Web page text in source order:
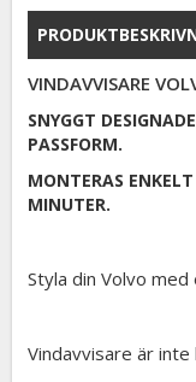
VINDAVVISARE
SNYGGT
PASSFORM.
MONTERAS
MINUTER.
Styla din Volvo
Vindavvisare är